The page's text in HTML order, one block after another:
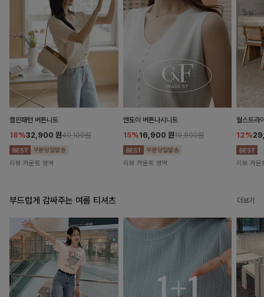
캘핀패턴 버튼니트
18%32,900 원40,100원
리뷰 카운트 영역
앤토이 버튼나시니트
15%16,900 원19,800원
리뷰 카운트 영역
월스트라
12%
리뷰 카운
부드럽게 감싸주는 여름 티셔츠 더보기